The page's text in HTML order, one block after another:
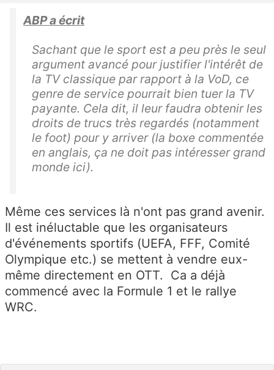
ABP a écrit
Sachant que le sport est a peu près le seul
argument avancé pour justifier l'intérêt de
la TV classique par rapport à la VoD, ce
genre de service pourrait bien tuer la TV
payante. Cela dit, il leur faudra obtenir les
droits de trucs très regardés (notamment
le foot) pour y arriver (la boxe commentée
en anglais, ça ne doit pas intéresser grand
monde ici).
Même ces services là n'ont pas grand avenir.
Il est inéluctable que les organisateurs
d'événements sportifs (UEFA, FFF, Comité
Olympique etc.) se mettent à vendre eux-
même directement en OTT. Ca a déjà
commencé avec la Formule 1 et le rallye
WRC.